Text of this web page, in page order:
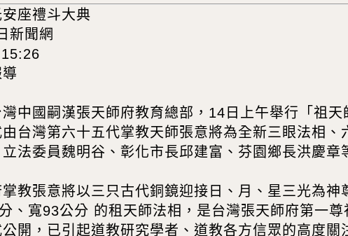
座禮斗大典
新聞網
中國嗣漢張天師府教育總部，14日上午舉行「祖
台灣第六十五代掌教天師張意將為全新三眼法相
法委員魏明谷、彰化市長邱建富、芬園鄉長洪慶
教張意將以三只古代銅鏡迎接日、月、星三光為
、寬93公分 的租天師法相，是台灣張天師府第一
開，已引起道教研究學者、道教各方信眾的高度關